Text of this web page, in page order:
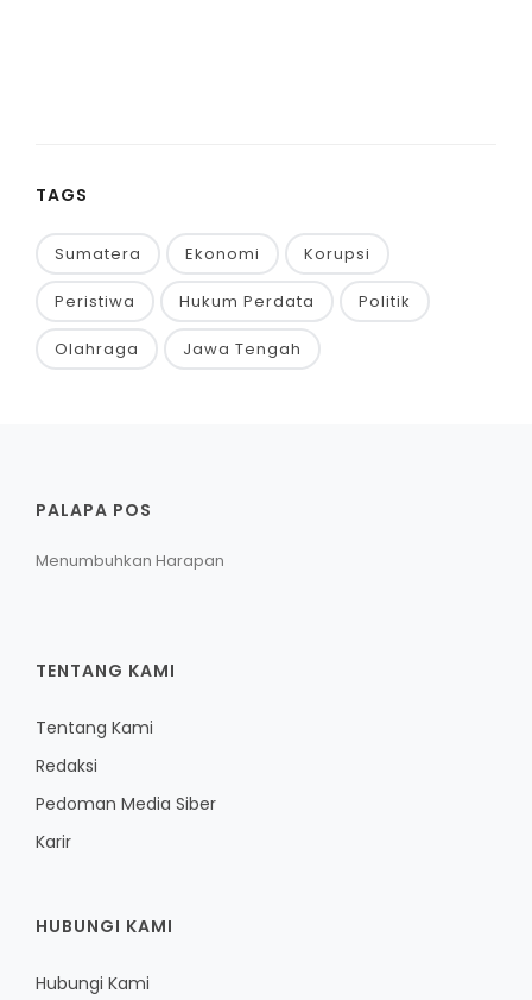
TAGS
Sumatera Ekonomi Korupsi
Peristiwa Hukum Perdata Politik
Olahraga Jawa Tengah
PALAPA POS
Menumbuhkan Harapan
TENTANG KAMI
Tentang Kami
Redaksi
Pedoman Media Siber
Karir
HUBUNGI KAMI
Hubungi Kami